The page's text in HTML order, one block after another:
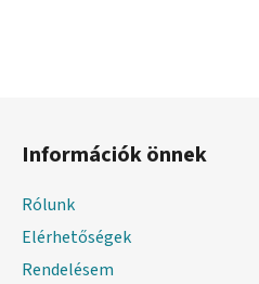
Információk önnek
Rólunk
Elérhetőségek
Rendelésem